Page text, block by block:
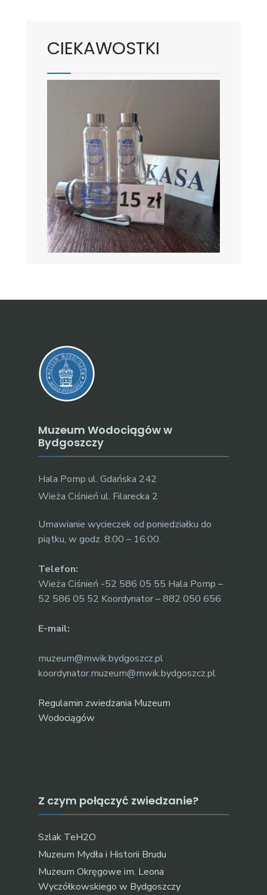
CIEKAWOSTKI
Muzeum Wodociągów w
Bydgoszczy
Hala Pomp ul. Gdańska 242
Wieża Ciśnień ul. Filarecka 2
Umawianie wycieczek od poniedziałku do
piątku, w godz. 8:00 – 16:00.
Telefon:
Wieża Ciśnień -52 586 05 55 Hala Pomp –
52 586 05 52 Koordynator – 882 050 656
E-mail:
muzeum@mwik.bydgoszcz.pl
koordynator.muzeum@mwik.bydgoszcz.pl
Regulamin zwiedzania Muzeum
Wodociągów
Z czym połączyć zwiedzanie?
Szlak TeH2O
Muzeum Mydła i Historii Brudu
Muzeum Okręgowe im. Leona
Wyczółkowskiego w Bydgoszczy